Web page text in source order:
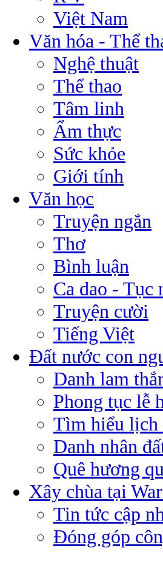
Việt Nam
Văn hóa - Thể
Nghệ thuật
Thể thao
Tâm linh
Ẩm thực
Sức khỏe
Giới tính
Văn học
Truyện ngắn
Thơ
Bình luận
Ca dao - Tục
Truyện cười
Tiếng Việt
Đất nước con
Danh lam
Phong tục lễ
Tìm hiểu lịch
Danh nhân
Quê hương
Xây chùa tại
Tin tức cập
Đóng góp